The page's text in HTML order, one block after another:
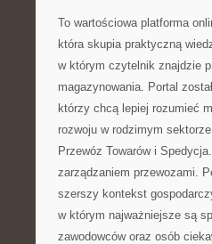
To wartościowa platforma
która skupia praktyczną
w którym czytelnik znajdzie
magazynowania. Portal
którzy chcą lepiej rozumieć
rozwoju w rodzimym
Przewóz Towarów i
zarządzaniem przewozami.
szerszy kontekst
w którym najważniejsze są
zawodowców oraz osób